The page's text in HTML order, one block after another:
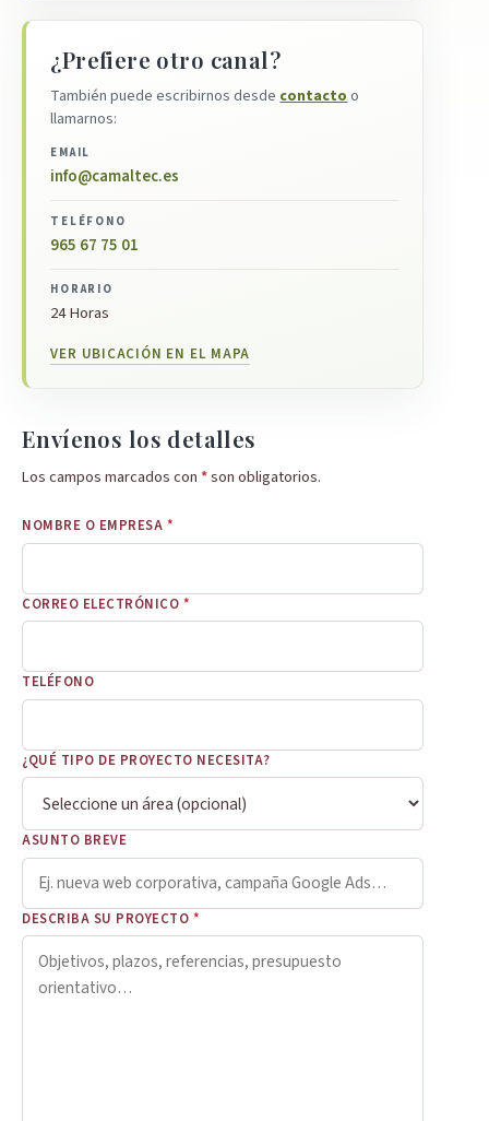
Envíenos los detalles
Los campos marcados con*son obligatorios.
NOMBRE O EMPRESA *
CORREO ELECTRÓNICO *
TELÉFONO
¿QUÉ TIPO DE PROYECTO NECESITA?
ASUNTO BREVE
DESCRIBA SU PROYECTO *
¿Prefiere otro canal?
También puede escribirnos desde contacto o
llamarnos:
EMAIL
info@camaltec.es
TELÉFONO
965 67 75 01
HORARIO
24 Horas
VER UBICACIÓN EN EL MAPA